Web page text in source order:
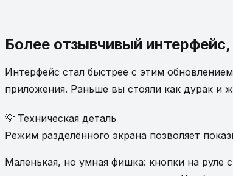
Более отзывчивый
Интерфейс стал быстрее с этим
приложения. Раньше вы стояли как дурак и
💡 Техническая деталь
Режим разделённого экрана позволяет
Маленькая, но умная фишка: кнопки на руле